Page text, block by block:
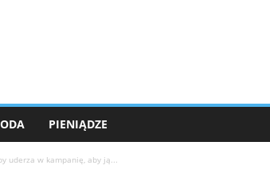
PIENIĄDZE
uderza w kampanię, aby ją...